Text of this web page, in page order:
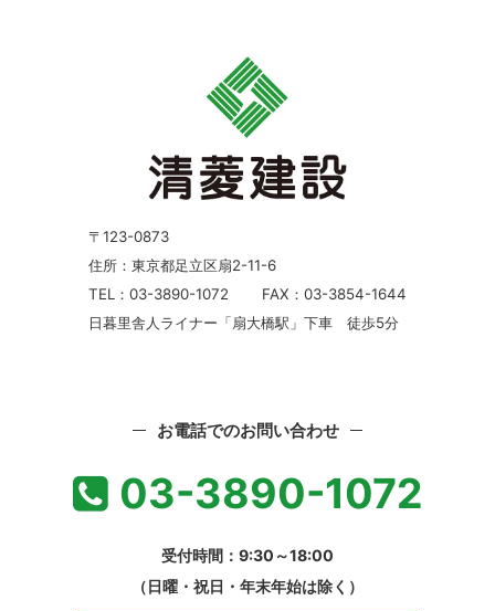
〒123-0873
住所：東京都足立区扇2-11-6
TEL：03-3890-1072
FAX：03-3854-1644
日暮里舎人ライナー「扇大橋駅」下車 徒歩5分
お電話でのお問い合わせ
03-3890-1072
受付時間：9:30～18:00
（日曜・祝日・年末年始は除く）